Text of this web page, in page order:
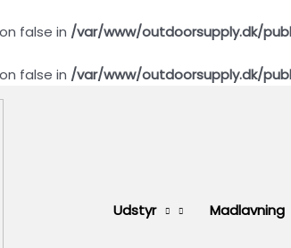
false in /var/www/outdoorsupply.dk/
false in /var/www/outdoorsupply.dk/
Udstyr Madlavning